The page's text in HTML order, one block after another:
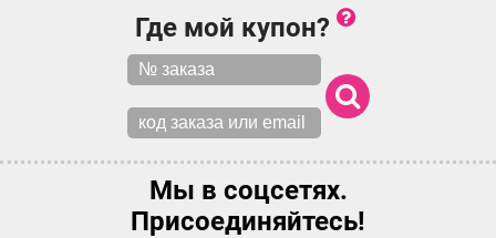
Где мой купон?
Мы в соцсетях.
Присоединяйтесь!